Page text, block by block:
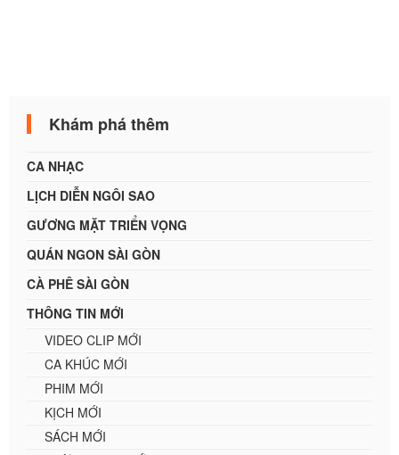
Khám phá thêm
CA NHẠC
LỊCH DIỄN NGÔI SAO
GƯƠNG MẶT TRIỂN VỌNG
QUÁN NGON SÀI GÒN
CÀ PHÊ SÀI GÒN
THÔNG TIN MỚI
VIDEO CLIP MỚI
CA KHÚC MỚI
PHIM MỚI
KỊCH MỚI
SÁCH MỚI